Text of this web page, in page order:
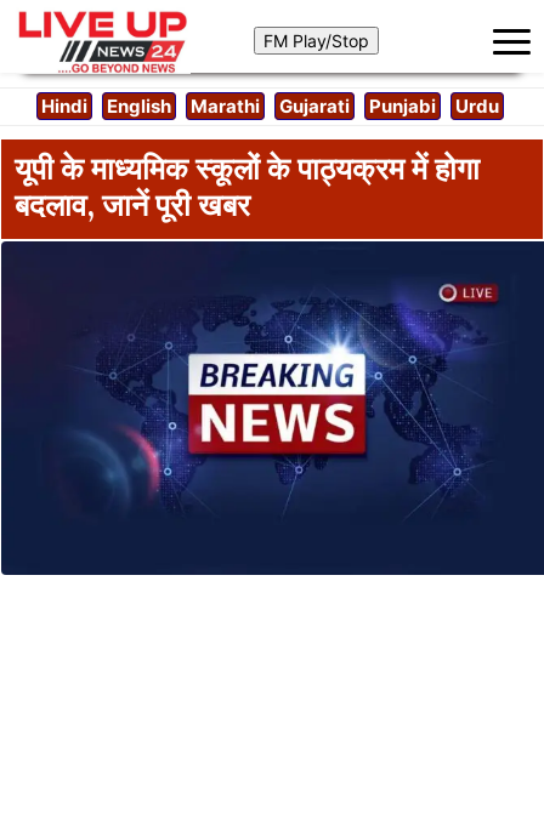
Hindi English Marathi Gujarati Punjabi Urdu
यूपी के माध्यमिक स्कूलों के पाठ्यक्रम में होगा
बदलाव, जानें पूरी खबर